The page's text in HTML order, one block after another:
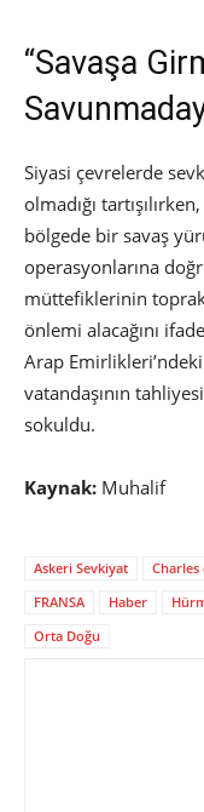
“Savaşa
Siyasi çevrelerde
olmadığı
bölgede bir savaş
operasyonlarına
müttefiklerinin
önlemi alacağını
Arap
vatandaşının
sokuldu.
Kaynak: Muhalif
Askeri Sevkiyat Charles
FRANSA
Haber
Orta Doğu